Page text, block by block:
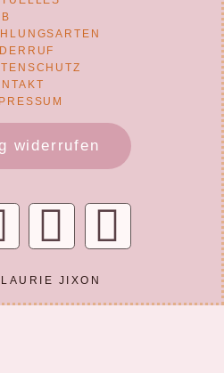
widerrufen
JIXON